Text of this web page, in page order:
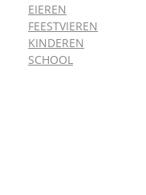
EIEREN
FEESTVIEREN
KINDEREN
SCHOOL